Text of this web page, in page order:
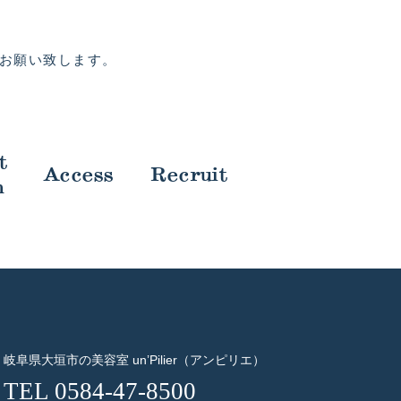
願い致します。
Access Recruit
岐阜県大垣市の美容室 un’Pilier（アンピリエ）
TEL 0584-47-8500